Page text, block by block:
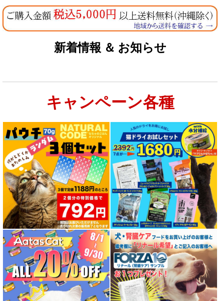
新着情報 ＆ お知らせ
キャンペーン各種